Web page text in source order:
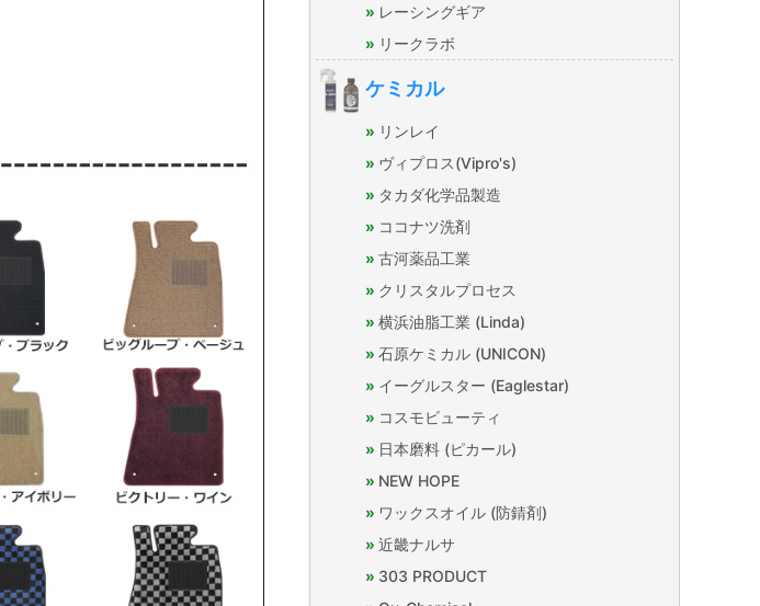
レーシングギア
リークラボ
ケミカル
リンレイ
ヴィプロス(Vipro's)
タカダ化学品製造
ココナツ洗剤
古河薬品工業
クリスタルプロセス
横浜油脂工業 (Linda)
石原ケミカル (UNICON)
イーグルスター (Eaglestar)
コスモビューティ
日本磨料 (ピカール)
NEW HOPE
ワックスオイル (防錆剤)
近畿ナルサ
303 PRODUCT